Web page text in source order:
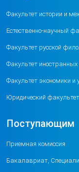
Факультет истории и
Естественно-научный
Факультет русской
Факультет
Факультет экономики и
Юридический факультет
Поступающим
Приемная комиссия
Бакалавриат,